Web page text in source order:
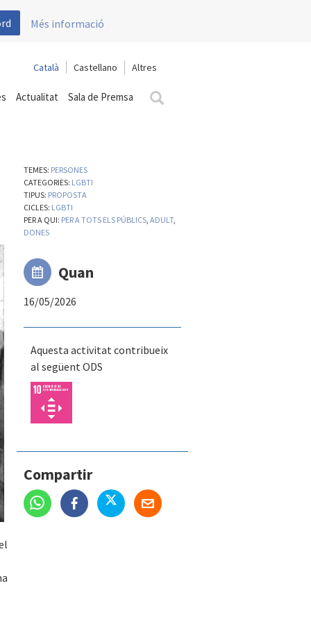
Més informació
Català Castellano
Actualitat Sala de Premsa
TEMES: PERSONES
CATEGORIES: LGBTI
TIPUS: PROPOSTA
CICLES: LGBTI
PER A QUI: PER A TOTS ELS PÚBLICS, ADULT,
DONES
Quan
16/05/2026
Aquesta activitat contribueix
al següent ODS
Compartir